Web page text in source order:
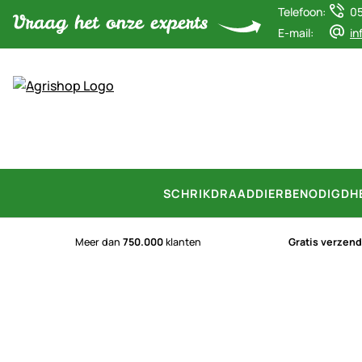
Telefoon:
E-mail:
SCHRIKDRAAD
Meer dan 750.000klanten Gratis